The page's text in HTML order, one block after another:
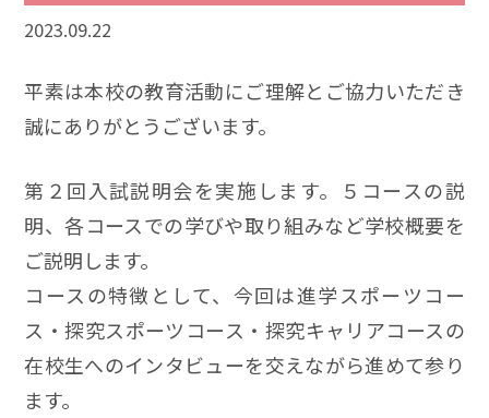
2023.09.22
平素は本校の教育活動にご理解とご協力いただき
誠にありがとうございます。
第２回入試説明会を実施します。５コースの説
明、各コースでの学びや取り組みなど学校概要を
ご説明します。
コースの特徴として、今回は進学スポーツコー
ス・探究スポーツコース・探究キャリアコースの
在校生へのインタビューを交えながら進めて参り
ます。